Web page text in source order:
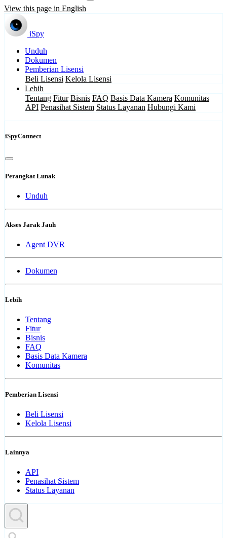
View this page in English
iSpy
Unduh
Dokumen
Pemberian Lisensi
Beli Lisensi Kelola Lisensi
Lebih
Tentang Fitur Bisnis FAQ Basis Data Kamera Komunitas
API Penasihat Sistem Status Layanan Hubungi Kami
iSpyConnect
Perangkat Lunak
Unduh
Akses Jarak Jauh
Agent DVR
Dokumen
Lebih
Tentang
Fitur
Bisnis
FAQ
Basis Data Kamera
Komunitas
Pemberian Lisensi
Beli Lisensi
Kelola Lisensi
Lainnya
API
Penasihat Sistem
Status Layanan